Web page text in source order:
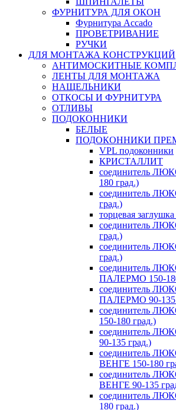
ФУРНИТУРА ДЛЯ ОКОН
Фурнитура Accado
ПРОВЕТРИВАНИЕ
РУЧКИ
ДЛЯ МОНТАЖА КОНСТРУКЦИЙ
АНТИМОСКИТНЫЕ
ЛЕНТЫ ДЛЯ МОНТАЖА
НАЩЕЛЬНИКИ
ОТКОСЫ И ФУРНИТУРА
ОТЛИВЫ
ПОДОКОННИКИ
БЕЛЫЕ
ПОДОКОННИКИ
VPL подоконники
КРИСТАЛЛИТ
соединитель
180 град.)
соединитель
град.)
торцевая
соединитель
град.)
соединитель
град.)
соединитель
ПАЛЕРМО 150-
соединитель
ПАЛЕРМО 90-135
соединитель
150-180 град.)
соединитель
90-135 град.)
соединитель
ВЕНГЕ 150-180
соединитель
ВЕНГЕ 90-135
соединитель
180 град.)